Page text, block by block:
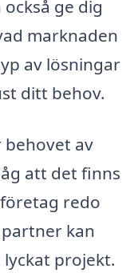
ge dig
marknaden
av lösningar
ditt behov.
behovet av
att det finns
redo
kan
projekt.